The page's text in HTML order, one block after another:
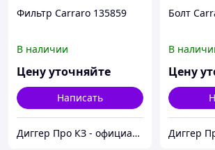
Фильтр Carraro 135859
В наличии
Цену уточняйте
Написать
Диггер Про КЗ - официальный представитель CARRARO и DANA SPICER
Болт
В
Цену